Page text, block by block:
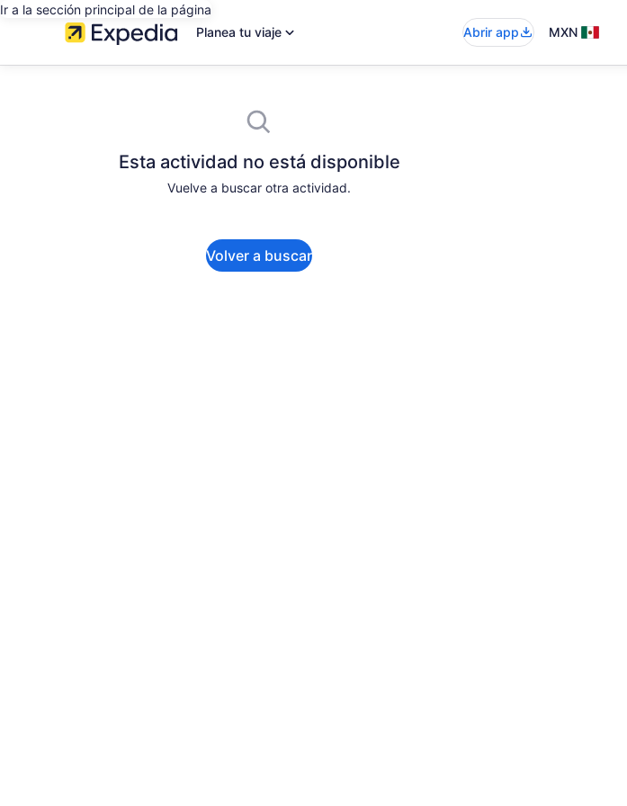
Ir a la sección principal de la página
Planea tu viaje
Abrir app MXN
Esta actividad no está disponible
Vuelve a buscar otra actividad.
Volver a buscar